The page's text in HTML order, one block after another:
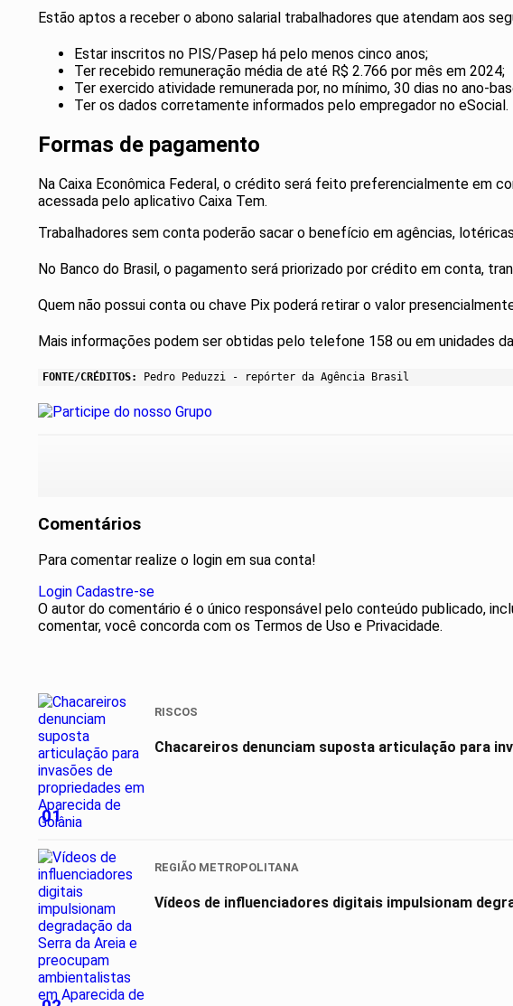
Estão aptos a receber o abono salarial trabalhadores que atendam aos
Estar inscritos no PIS/Pasep há pelo menos cinco anos;
Ter recebido remuneração média de até R$ 2.766 por mês em 2024;
Ter exercido atividade remunerada por, no mínimo, 30 dias no ano-
Ter os dados corretamente informados pelo empregador no eSocial.
Formas de pagamento
Na Caixa Econômica Federal, o crédito será feito preferencialmente em
acessada pelo aplicativo Caixa Tem.
Trabalhadores sem conta poderão sacar o benefício em agências,
No Banco do Brasil, o pagamento será priorizado por crédito em conta,
Quem não possui conta ou chave Pix poderá retirar o valor
Mais informações podem ser obtidas pelo telefone 158 ou em unidades
FONTE/CRÉDITOS: Pedro Peduzzi - repórter da Agência Brasil
Comentários
Para comentar realize o login em sua conta!
Login Cadastre-se
O autor do comentário é o único responsável pelo conteúdo publicado,
comentar, você concorda com os Termos de Uso e Privacidade.
01
RISCOS
Chacareiros denunciam suposta articulação para
REGIÃO METROPOLITANA
Vídeos de influenciadores digitais impulsionam